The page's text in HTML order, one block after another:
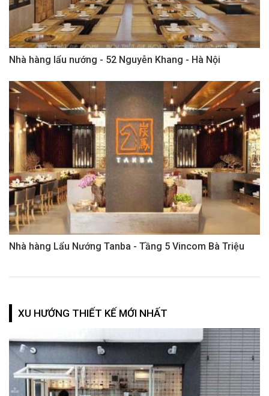
Nhà hàng lẩu nướng - 52 Nguyễn Khang - Hà Nội
Nhà hàng Lẩu Nướng Tanba - Tầng 5 Vincom Bà Triệu
XU HƯỚNG THIẾT KẾ MỚI NHẤT